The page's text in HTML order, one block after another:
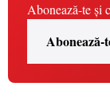
Abonează-te și
Abonează-